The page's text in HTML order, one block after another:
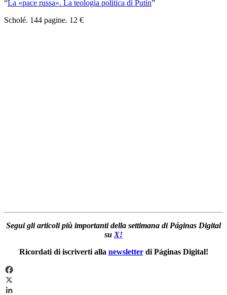
“La «pace russa». La teologia politica di Putin”
Scholé. 144 pagine. 12 €
Segui gli articoli più importanti della settimana di Páginas Digital
su X!
Ricordati di iscriverti alla newsletterdi Páginas Digital!
Facebook
X